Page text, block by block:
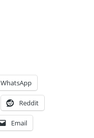
WhatsApp
Reddit
Email